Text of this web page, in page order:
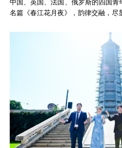
中国、英国、法国、俄罗斯的四国
名篇《春江花月夜》，韵律交融，尽